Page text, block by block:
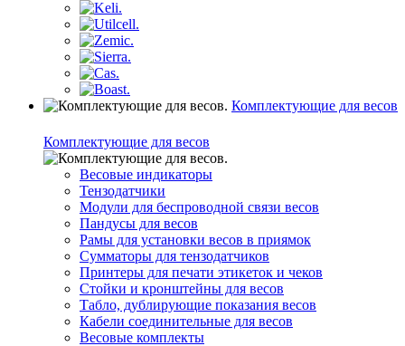
Комплектующие для весов
Комплектующие для весов
Весовые индикаторы
Тензодатчики
Модули для беспроводной связи весов
Пандусы для весов
Рамы для установки весов в приямок
Сумматоры для тензодатчиков
Принтеры для печати этикеток и чеков
Стойки и кронштейны для весов
Табло, дублирующие показания весов
Кабели соединительные для весов
Весовые комплекты